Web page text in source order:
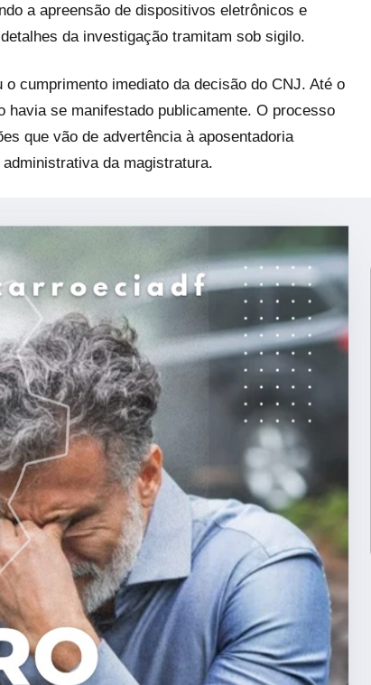
a apreensão de dispositivos eletrônicos e
da investigação tramitam sob sigilo.
cumprimento imediato da decisão do CNJ. Até o
havia se manifestado publicamente. O processo
que vão de advertência à aposentadoria
da magistratura.